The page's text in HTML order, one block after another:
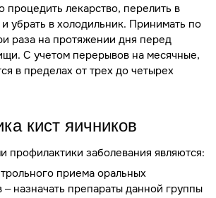
процедить лекарство, перелить в
убрать в холодильник. Принимать по
раза на протяжении дня перед
С учетом перерывов на месячные,
в пределах от трех до четырех
кист яичников
профилактики заболевания являются:
приема оральных
– назначать препараты данной группы